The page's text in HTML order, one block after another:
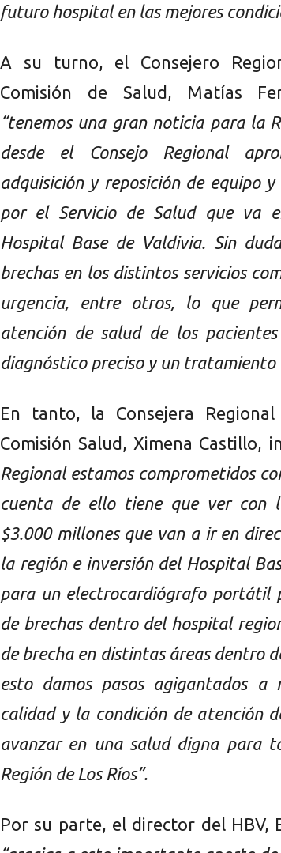
futuro hospital en las mejores
A su turno, el Consejero
Comisión de Salud, Matías
“tenemos una gran noticia para la
desde el Consejo Regional
adquisición y reposición de equipo
por el Servicio de Salud que va
Hospital Base de Valdivia. Sin
brechas en los distintos servicios
urgencia, entre otros, lo que
atención de salud de los
diagnóstico preciso y un tratamiento
En tanto, la Consejera
Comisión Salud, Ximena Castillo,
Regional estamos comprometidos
cuenta de ello tiene que ver con
$3.000 millones que van a ir en
la región e inversión del Hospital
para un electrocardiógrafo portátil
de brechas dentro del hospital
de brecha en distintas áreas dentro
esto damos pasos agigantados a
calidad y la condición de atención
avanzar en una salud digna para
Región de Los Ríos”.
Por su parte, el director del HBV,